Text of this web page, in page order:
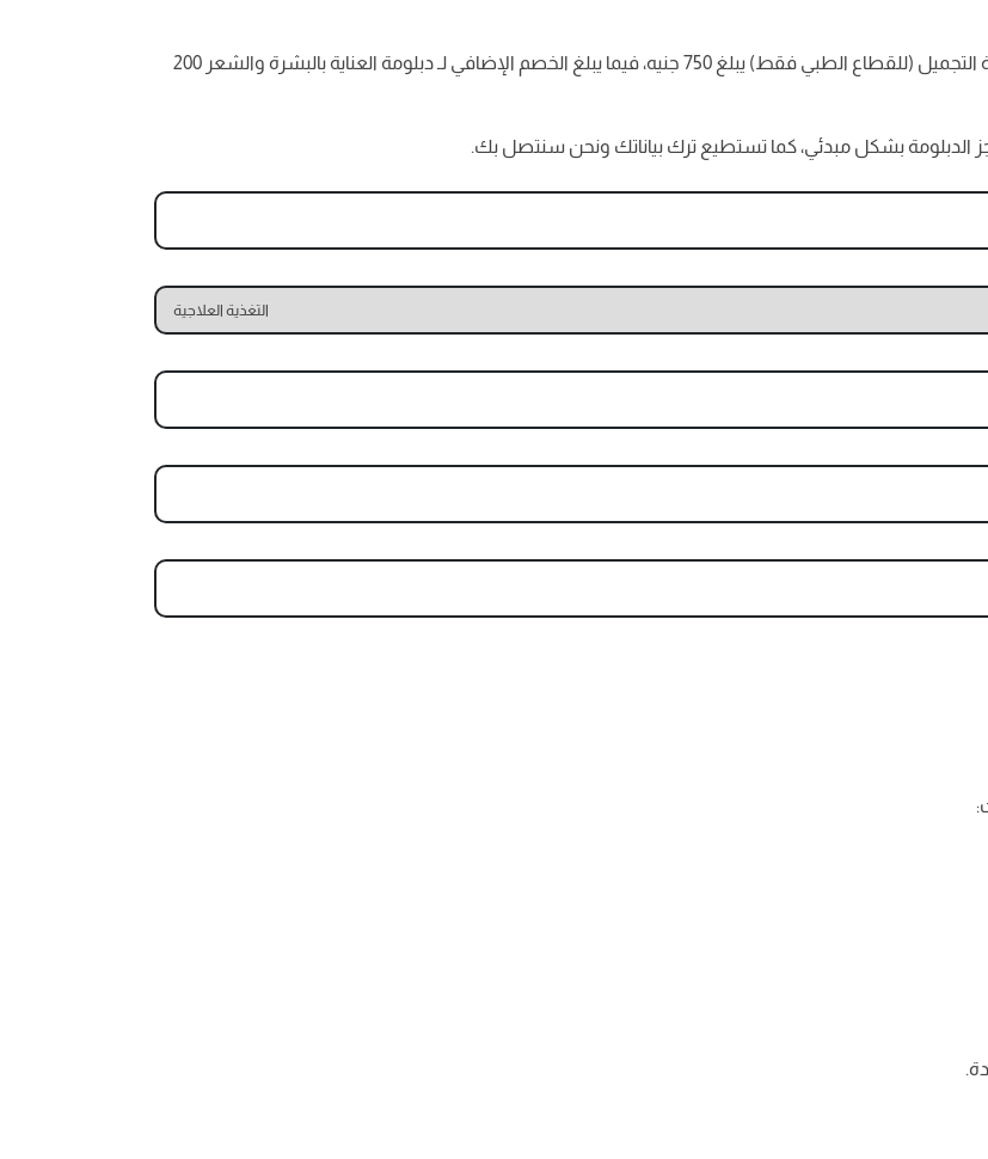
الخصم الإضافي على دبلومة التغذية العلاجية يبلغ 300 جنيه، أما الخصم على دبلومة التجميل (للقطاع الطبي فقط) يبلغ 750 جنيه، فيما يبلغ الخصم الإضافي لـ دبلومة العناية بالبشرة والشعر 200